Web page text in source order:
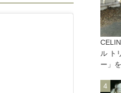
ル ト
ー」